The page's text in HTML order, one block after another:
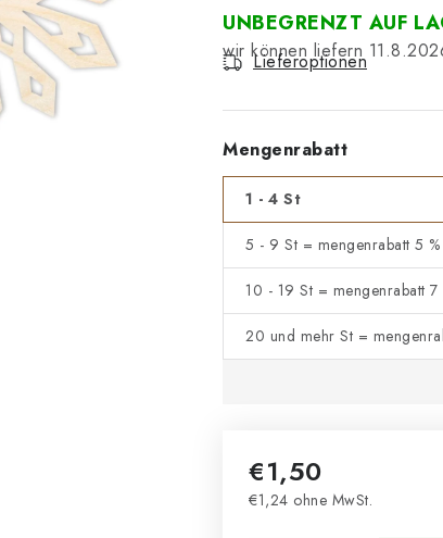
UNBEGRENZT AUF
Lieferoptionen
Mengenrabatt
1 - 4 St
5 - 9 St = mengenrabatt 5 %
10 - 19 St = mengenrabatt 7
20 und mehr St =
€1,50
€1,24 ohne MwSt.